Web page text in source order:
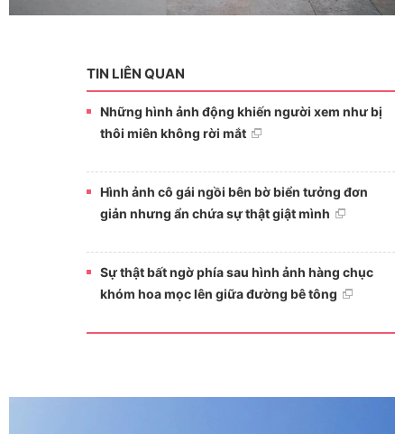
TIN LIÊN QUAN
Những hình ảnh động khiến người xem như bị
thôi miên không rời mắt
Hình ảnh cô gái ngồi bên bờ biển tưởng đơn
giản nhưng ẩn chứa sự thật giật mình
Sự thật bất ngờ phía sau hình ảnh hàng chục
khóm hoa mọc lên giữa đường bê tông